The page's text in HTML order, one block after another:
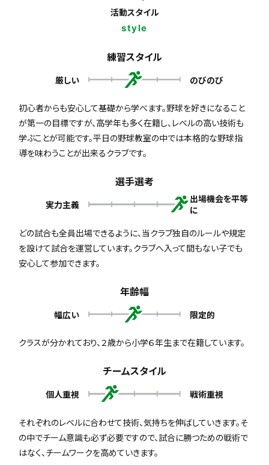
活動スタイル
style
練習スタイル
厳しい のびのび
初心者からも安心して基礎から学べます。野球を好きになること
が第一の目標ですが、高学年も多く在籍し、レベルの高い技術も
学ぶことが可能です。平日の野球教室の中では本格的な野球指
導を味わうことが出来るクラブです。
選手選考
実力主義
出場機会を平等
に
どの試合も全員出場できるように、当クラブ独自のルールや規定
を設けて試合を運営しています。クラブへ入って間もない子でも
安心して参加できます。
年齢幅
幅広い 限定的
クラスが分かれており、２歳から小学６年生まで在籍しています。
チームスタイル
個人重視 戦術重視
それぞれのレベルに合わせて技術、気持ちを伸ばしていきます。そ
の中でチーム意識も必ず必要ですので、試合に勝つための戦術で
はなく、チームワークを高めていきます。